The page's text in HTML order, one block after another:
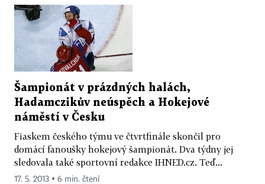
Šampionát v prázdných halách,
Hadamczikův neúspěch a Hokejové
náměstí v Česku
Fiaskem českého týmu ve čtvrtfinále skončil pro
domácí fanoušky hokejový šampionát. Dva týdny jej
sledovala také sportovní redakce IHNED.cz. Teď...
17. 5. 2013 ▪ 6 min. čtení